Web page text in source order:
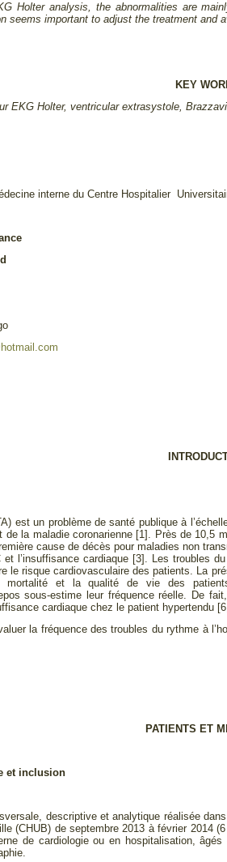
Holter analysis, the abnormalities are
seems important to adjust the treatment and
KEY
EKG Holter, ventricular extrasystole,
interne du Centre Hospitalier
est un problème de santé publique à
de la maladie coronarienne [1]. Près de 10,5
cause de décès pour maladies non
l’insuffisance cardiaque [3]. Les troubles
le risque cardiovasculaire des patients. La
mortalité et la qualité de vie des
sous-estime leur fréquence réelle. De
cardiaque chez le patient hypertendu
la fréquence des troubles du rythme à
PATIENTS ET
et inclusion
descriptive et analytique réalisée
(CHUB) de septembre 2013 à février 2014
de cardiologie ou en hospitalisation,